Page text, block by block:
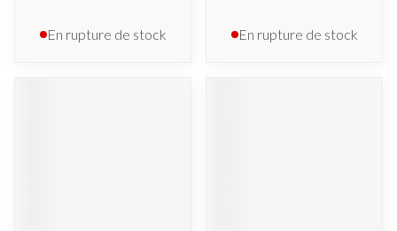
En rupture de stock En rupture de stock